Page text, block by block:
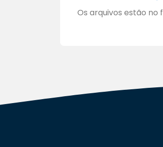
Os arquivos estão no